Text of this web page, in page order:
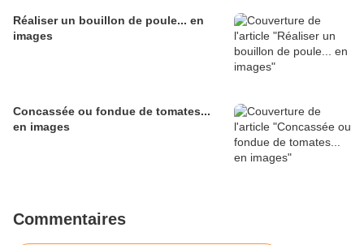
Réaliser un bouillon de poule... en
images
Concassée ou fondue de tomates...
en images
Commentaires